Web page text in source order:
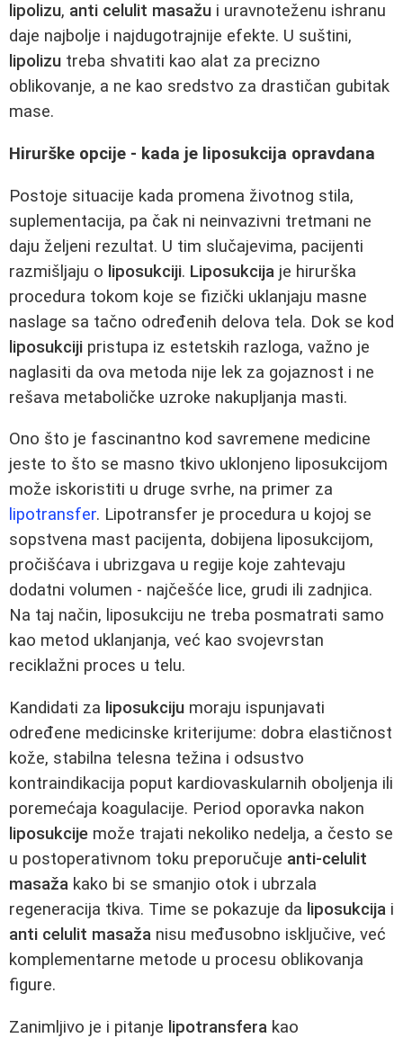
lipolizu, anti celulit masažu i uravnoteženu ishranu
daje najbolje i najdugotrajnije efekte. U suštini,
lipolizu treba shvatiti kao alat za precizno
oblikovanje, a ne kao sredstvo za drastičan gubitak
mase.
Hirurške opcije - kada je liposukcija opravdana
Postoje situacije kada promena životnog stila,
suplementacija, pa čak ni neinvazivni tretmani ne
daju željeni rezultat. U tim slučajevima, pacijenti
razmišljaju o liposukciji. Liposukcija je hirurška
procedura tokom koje se fizički uklanjaju masne
naslage sa tačno određenih delova tela. Dok se kod
liposukciji pristupa iz estetskih razloga, važno je
naglasiti da ova metoda nije lek za gojaznost i ne
rešava metaboličke uzroke nakupljanja masti.
Ono što je fascinantno kod savremene medicine
jeste to što se masno tkivo uklonjeno liposukcijom
može iskoristiti u druge svrhe, na primer za
lipotransfer. Lipotransfer je procedura u kojoj se
sopstvena mast pacijenta, dobijena liposukcijom,
pročišćava i ubrizgava u regije koje zahtevaju
dodatni volumen - najčešće lice, grudi ili zadnjica.
Na taj način, liposukciju ne treba posmatrati samo
kao metod uklanjanja, već kao svojevrstan
reciklažni proces u telu.
Kandidati za liposukciju moraju ispunjavati
određene medicinske kriterijume: dobra elastičnost
kože, stabilna telesna težina i odsustvo
kontraindikacija poput kardiovaskularnih oboljenja ili
poremećaja koagulacije. Period oporavka nakon
liposukcije može trajati nekoliko nedelja, a često se
u postoperativnom toku preporučuje anti-celulit
masaža kako bi se smanjio otok i ubrzala
regeneracija tkiva. Time se pokazuje da liposukcija i
anti celulit masaža nisu međusobno isključive, već
komplementarne metode u procesu oblikovanja
figure.
Zanimljivo je i pitanje lipotransfera kao